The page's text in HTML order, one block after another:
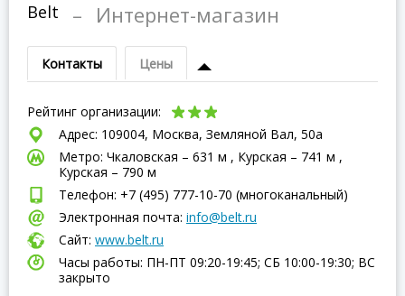
Belt – Интернет-магазин
Контакты Цены
Рейтинг организации:
Адрес: 109004, Москва, Земляной Вал, 50а
Метро: Чкаловская – 631 м , Курская – 741 м ,
Курская – 790 м
Телефон: +7 (495) 777-10-70 (многоканальный)
Электронная почта: info@belt.ru
Сайт: www.belt.ru
Часы работы: ПН-ПТ 09:20-19:45; СБ 10:00-19:30; ВC
закрыто